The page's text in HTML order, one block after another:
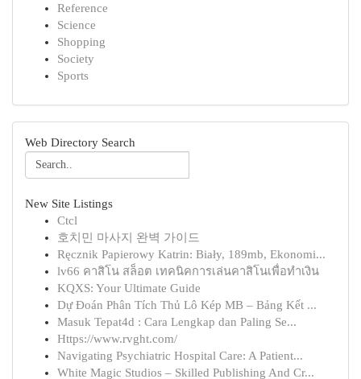
Reference
Science
Shopping
Society
Sports
Web Directory Search
New Site Listings
Ctcl
호치민 마사지 완벽 가이드
Ręcznik Papierowy Katrin: Biały, 189mb, Ekonomi...
lv66 คาสิโน สล็อต เทคนิคการเล่นคาสิโนเพื่อทำเงิน
KQXS: Your Ultimate Guide
Dự Đoán Phân Tích Thủ Lô Kép MB – Bảng Kết ...
Masuk Tepat4d : Cara Lengkap dan Paling Se...
Https://www.rvght.com/
Navigating Psychiatric Hospital Care: A Patient...
White Magic Studios – Skilled Publishing And Cr...